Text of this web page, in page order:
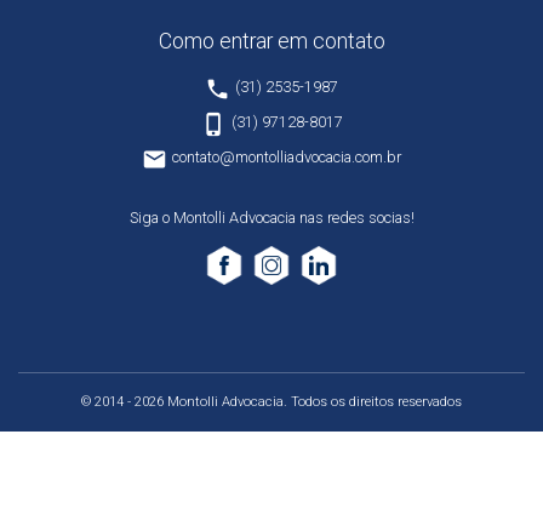
Como entrar em contato
phone (31) 2535-1987
phone_iphone (31) 97128-8017
email contato@montolliadvocacia.com.br
Siga o Montolli Advocacia nas redes socias!
© 2014 - 2026 Montolli Advocacia. Todos os direitos reservados